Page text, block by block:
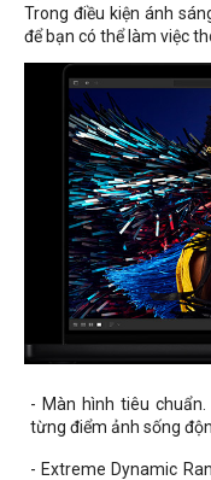
Trong điều kiện ánh
để bạn có thể làm việc
- Màn hình tiêu
từng điểm ảnh sống
- Extreme Dynamic